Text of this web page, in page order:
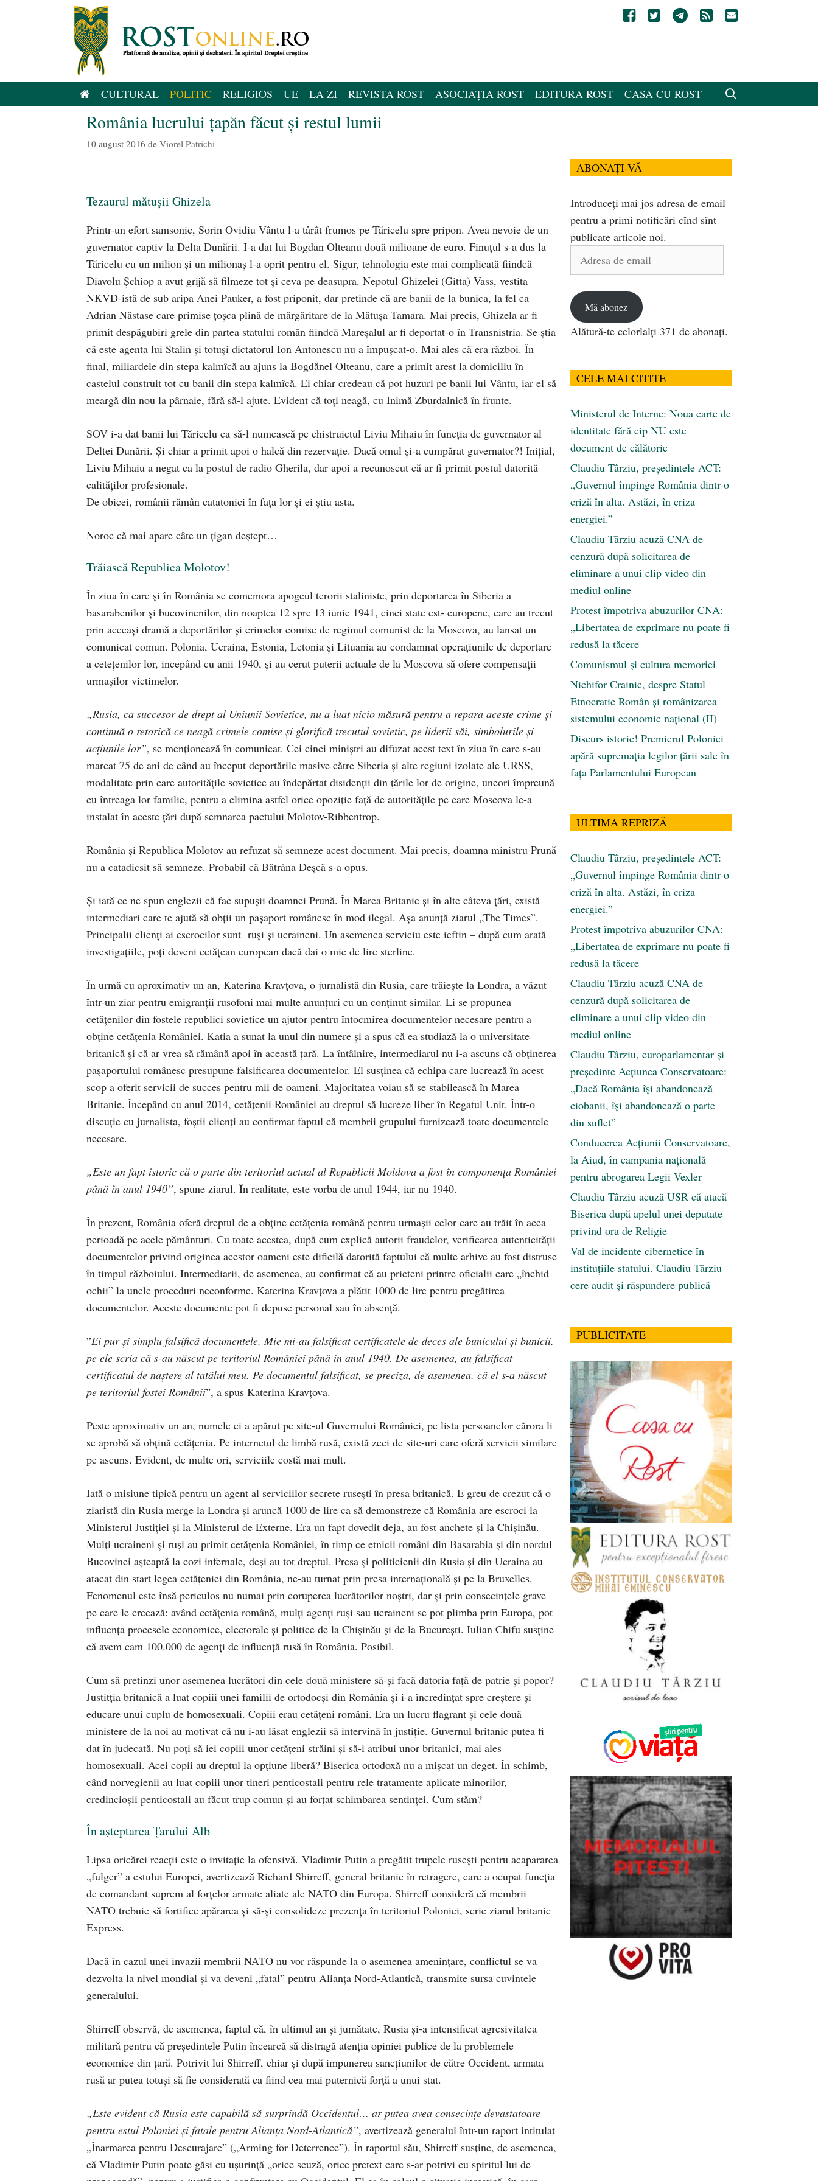
CULTURAL POLITIC RELIGIOS UE LA ZI REVISTA ROST ASOCIAȚIA ROST EDITURA ROST CASA CU ROST
România lucrului țapăn făcut și restul lumii
10 august 2016 de Viorel Patrichi
Tezaurul mătușii Ghizela
Printr-un efort samsonic, Sorin Ovidiu Vântu l-a târât frumos pe Tăricelu spre pripon. Avea nevoie de un
guvernator captiv la Delta Dunării. I-a dat lui Bogdan Olteanu două milioane de euro. Finuțul s-a dus la
Tăricelu cu un milion și un milionaș l-a oprit pentru el. Sigur, tehnologia este mai complicată fiindcă
Diavolu Șchiop a avut grijă să filmeze tot și ceva pe deasupra. Nepotul Ghizelei (Gitta) Vass, vestita
NKVD-istă de sub aripa Anei Pauker, a fost priponit, dar pretinde că are banii de la bunica, la fel ca
Adrian Năstase care primise țoșca plină de mărgăritare de la Mătușa Tamara. Mai precis, Ghizela ar fi
primit despăgubiri grele din partea statului român fiindcă Mareșalul ar fi deportat-o în Transnistria. Se știa
că este agenta lui Stalin și totuși dictatorul Ion Antonescu nu a împușcat-o. Mai ales că era război. În
final, miliardele din stepa kalmîcă au ajuns la Bogdănel Olteanu, care a primit arest la domiciliu în
castelul construit tot cu banii din stepa kalmîcă. Ei chiar credeau că pot huzuri pe banii lui Vântu, iar el să
meargă din nou la pârnaie, fără să-l ajute. Evident că toți neagă, cu Inimă Zburdalnică în frunte.
SOV i-a dat banii lui Tăricelu ca să-l numească pe chistruietul Liviu Mihaiu în funcția de guvernator al
Deltei Dunării. Și chiar a primit apoi o halcă din rezervație. Dacă omul și-a cumpărat guvernator?! Inițial,
Liviu Mihaiu a negat ca la postul de radio Gherila, dar apoi a recunoscut că ar fi primit postul datorită
calităților profesionale.
De obicei, românii rămân catatonici în fața lor și ei știu asta.
Noroc că mai apare câte un țigan deștept…
Trăiască Republica Molotov!
În ziua în care și în România se comemora apogeul terorii staliniste, prin deportarea în Siberia a
basarabenilor și bucovinenilor, din noaptea 12 spre 13 iunie 1941, cinci state est- europene, care au trecut
prin aceeași dramă a deportărilor și crimelor comise de regimul comunist de la Moscova, au lansat un
comunicat comun. Polonia, Ucraina, Estonia, Letonia și Lituania au condamnat operațiunile de deportare
a cetețenilor lor, incepând cu anii 1940, și au cerut puterii actuale de la Moscova să ofere compensații
urmașilor victimelor.
„Rusia, ca succesor de drept al Uniunii Sovietice, nu a luat nicio măsură pentru a repara aceste crime și
continuă o retorică ce neagă crimele comise și glorifică trecutul sovietic, pe liderii săi, simbolurile și
acțiunile lor”, se menționează în comunicat. Cei cinci miniștri au difuzat acest text în ziua în care s-au
marcat 75 de ani de când au început deportările masive către Siberia și alte regiuni izolate ale URSS,
modalitate prin care autoritățile sovietice au îndepărtat disidenții din țările lor de origine, uneori împreună
cu întreaga lor familie, pentru a elimina astfel orice opoziție față de autoritățile pe care Moscova le-a
instalat în aceste țări după semnarea pactului Molotov-Ribbentrop.
România și Republica Molotov au refuzat să semneze acest document. Mai precis, doamna ministru Prună
nu a catadicsit să semneze. Probabil că Bătrâna Deșcă s-a opus.
Și iată ce ne spun englezii că fac supușii doamnei Prună. În Marea Britanie și în alte câteva țări, există
intermediari care te ajută să obții un pașaport românesc în mod ilegal. Aşa anunţă ziarul „The Times”.
Principalii clienţi ai escrocilor sunt ruși și ucraineni. Un asemenea serviciu este ieftin – după cum arată
investigaţiile, poţi deveni cetățean european dacă dai o mie de lire sterline.
În urmă cu aproximativ un an, Katerina Kravţova, o jurnalistă din Rusia, care trăieşte la Londra, a văzut
într-un ziar pentru emigranţii rusofoni mai multe anunțuri cu un conținut similar. Li se propunea
cetăţenilor din fostele republici sovietice un ajutor pentru întocmirea documentelor necesare pentru a
obţine cetăţenia României. Katia a sunat la unul din numere şi a spus că ea studiază la o universitate
britanică şi că ar vrea să rămână apoi în această ţară. La întâlnire, intermediarul nu i-a ascuns că obţinerea
paşaportului românesc presupune falsificarea documentelor. El susţinea că echipa care lucrează în acest
scop a oferit servicii de succes pentru mii de oameni. Majoritatea voiau să se stabilească în Marea
Britanie. Începând cu anul 2014, cetățenii României au dreptul să lucreze liber în Regatul Unit. Într-o
discuţie cu jurnalista, foştii clienţi au confirmat faptul că membrii grupului furnizează toate documentele
necesare.
„Este un fapt istoric că o parte din teritoriul actual al Republicii Moldova a fost în componenţa României
până în anul 1940”, spune ziarul. În realitate, este vorba de anul 1944, iar nu 1940.
În prezent, România oferă dreptul de a obţine cetăţenia română pentru urmaşii celor care au trăit în acea
perioadă pe acele pământuri. Cu toate acestea, după cum explică autorii fraudelor, verificarea autenticităţii
documentelor privind originea acestor oameni este dificilă datorită faptului că multe arhive au fost distruse
în timpul războiului. Intermediarii, de asemenea, au confirmat că au prieteni printre oficialii care „închid
ochii” la unele proceduri neconforme. Katerina Kravţova a plătit 1000 de lire pentru pregătirea
documentelor. Aceste documente pot fi depuse personal sau în absenţă.
”Ei pur şi simplu falsifică documentele. Mie mi-au falsificat certificatele de deces ale bunicului şi bunicii,
pe ele scria că s-au născut pe teritoriul României până în anul 1940. De asemenea, au falsificat
certificatul de naștere al tatălui meu. Pe documentul falsificat, se preciza, de asemenea, că el s-a născut
pe teritoriul fostei Românii”, a spus Katerina Kravţova.
Peste aproximativ un an, numele ei a apărut pe site-ul Guvernului României, pe lista persoanelor cărora li
se aprobă să obțină cetățenia. Pe internetul de limbă rusă, există zeci de site-uri care oferă servicii similare
pe ascuns. Evident, de multe ori, serviciile costă mai mult.
Iată o misiune tipică pentru un agent al serviciilor secrete ruseşti în presa britanică. E greu de crezut că o
ziaristă din Rusia merge la Londra şi aruncă 1000 de lire ca să demonstreze că România are escroci la
Ministerul Justiţiei şi la Ministerul de Externe. Era un fapt dovedit deja, au fost anchete şi la Chişinău.
Mulţi ucraineni şi ruşi au primit cetăţenia României, în timp ce etnicii români din Basarabia şi din nordul
Bucovinei aşteaptă la cozi infernale, deşi au tot dreptul. Presa şi politicienii din Rusia şi din Ucraina au
atacat din start legea cetăţeniei din România, ne-au turnat prin presa internaţională şi pe la Bruxelles.
Fenomenul este însă periculos nu numai prin coruperea lucrătorilor noştri, dar şi prin consecinţele grave
pe care le creează: având cetăţenia română, mulţi agenţi ruşi sau ucraineni se pot plimba prin Europa, pot
influenţa procesele economice, electorale şi politice de la Chişinău şi de la Bucureşti. Iulian Chifu susține
că avem cam 100.000 de agenți de influență rusă în România. Posibil.
Cum să pretinzi unor asemenea lucrători din cele două ministere să-și facă datoria față de patrie și popor?
Justitția britanică a luat copiii unei familii de ortodocși din România și i-a încredințat spre creștere și
educare unui cuplu de homosexuali. Copiii erau cetățeni români. Era un lucru flagrant și cele două
ministere de la noi au motivat că nu i-au lăsat englezii să intervină în justiție. Guvernul britanic putea fi
dat în judecată. Nu poți să iei copiii unor cetățeni străini și să-i atribui unor britanici, mai ales
homosexuali. Acei copii au dreptul la opțiune liberă? Biserica ortodoxă nu a mișcat un deget. În schimb,
când norvegienii au luat copiii unor tineri penticostali pentru rele tratamente aplicate minorilor,
credincioșii penticostali au făcut trup comun și au forțat schimbarea sentinței. Cum stăm?
În așteptarea Țarului Alb
Lipsa oricărei reacții este o invitație la ofensivă. Vladimir Putin a pregătit trupele rusești pentru acapararea
„fulger” a estului Europei, avertizează Richard Shirreff, general britanic în retragere, care a ocupat funcţia
de comandant suprem al forţelor armate aliate ale NATO din Europa. Shirreff consideră că membrii
NATO trebuie să fortifice apărarea și să-şi consolideze prezența în teritoriul Poloniei, scrie ziarul britanic
Express.
Dacă în cazul unei invazii membrii NATO nu vor răspunde la o asemenea ameninţare, conflictul se va
dezvolta la nivel mondial şi va deveni „fatal” pentru Alianţa Nord-Atlantică, transmite sursa cuvintele
generalului.
Shirreff observă, de asemenea, faptul că, în ultimul an și jumătate, Rusia şi-a intensificat agresivitatea
militară pentru că preşedintele Putin încearcă să distragă atenția opiniei publice de la problemele
economice din țară. Potrivit lui Shirreff, chiar și după impunerea sancțiunilor de către Occident, armata
rusă ar putea totuși să fie considerată ca fiind cea mai puternică forță a unui stat.
„Este evident că Rusia este capabilă să surprindă Occidentul… ar putea avea consecințe devastatoare
pentru estul Poloniei și fatale pentru Alianța Nord-Atlantică”, avertizează generalul într-un raport intitulat
„Înarmarea pentru Descurajare” („Arming for Deterrence”). În raportul său, Shirreff susține, de asemenea,
că Vladimir Putin poate găsi cu ușurință „orice scuză, orice pretext care s-ar potrivi cu spiritul lui de
ABONAȚI-VĂ
Introduceți mai jos adresa de email
pentru a primi notificări cînd sînt
publicate articole noi.
Adresa
Mă abonez
Alătură-te celorlalți 371 de abonați.
CELE MAI CITITE
Ministerul de Interne: Noua carte de
identitate fără cip NU este
document de călătorie
Claudiu Târziu, președintele ACT:
„Guvernul împinge România dintr-o
criză în alta. Astăzi, în criza
energiei.”
Claudiu Târziu acuză CNA de
cenzură după solicitarea de
eliminare a unui clip video din
mediul online
Protest împotriva abuzurilor CNA:
„Libertatea de exprimare nu poate fi
redusă la tăcere
Comunismul şi cultura memoriei
Nichifor Crainic, despre Statul
Etnocratic Român şi românizarea
sistemului economic naţional (II)
Discurs istoric! Premierul Poloniei
apără supremația legilor țării sale în
fața Parlamentului European
ULTIMA REPRIZĂ
Claudiu Târziu, președintele ACT:
„Guvernul împinge România dintr-o
criză în alta. Astăzi, în criza
energiei.”
Protest împotriva abuzurilor CNA:
„Libertatea de exprimare nu poate fi
redusă la tăcere
Claudiu Târziu acuză CNA de
cenzură după solicitarea de
eliminare a unui clip video din
mediul online
Claudiu Târziu, europarlamentar și
președinte Acțiunea Conservatoare:
„Dacă România își abandonează
ciobanii, își abandonează o parte
din suflet”
Conducerea Acțiunii Conservatoare,
la Aiud, în campania națională
pentru abrogarea Legii Vexler
Claudiu Târziu acuză USR că atacă
Biserica după apelul unei deputate
privind ora de Religie
Val de incidente cibernetice în
instituțiile statului. Claudiu Târziu
cere audit și răspundere publică
PUBLICITATE